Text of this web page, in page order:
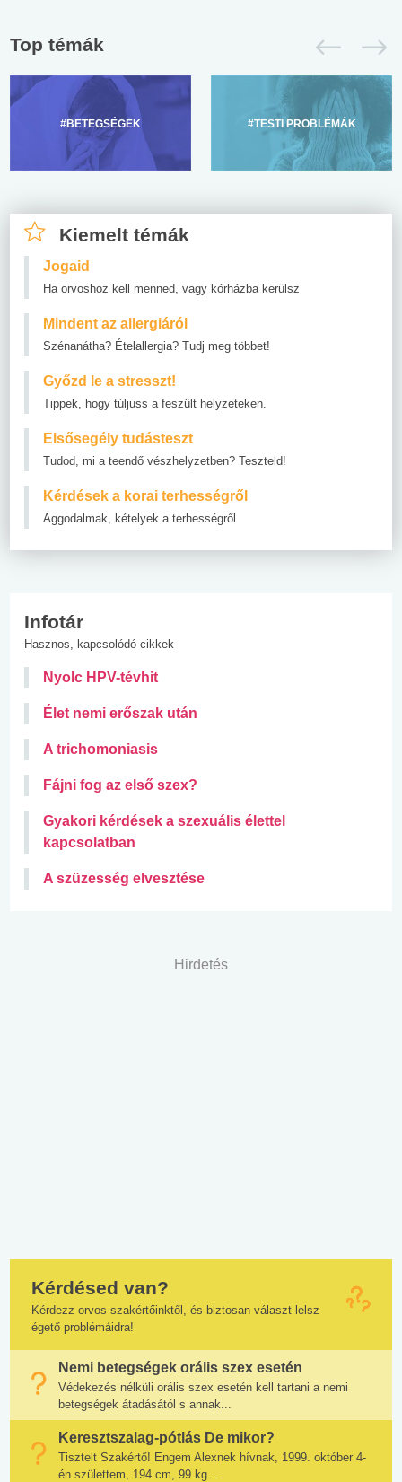
Top témák
#BETEGSÉGEK #TESTI PROBLÉMÁK
Kiemelt témák
Jogaid
Ha orvoshoz kell menned, vagy kórházba kerülsz
Mindent az allergiáról
Szénanátha? Ételallergia? Tudj meg többet!
Győzd le a stresszt!
Tippek, hogy túljuss a feszült helyzeteken.
Elsősegély tudásteszt
Tudod, mi a teendő vészhelyzetben? Teszteld!
Kérdések a korai terhességről
Aggodalmak, kételyek a terhességről
Infotár
Hasznos, kapcsolódó cikkek
Nyolc HPV-tévhit
Élet nemi erőszak után
A trichomoniasis
Fájni fog az első szex?
Gyakori kérdések a szexuális élettel
kapcsolatban
A szüzesség elvesztése
Hirdetés
Kérdésed van?
Kérdezz orvos szakértőinktől, és biztosan választ lelsz
égető problémáidra!
Nemi betegségek orális szex esetén
Védekezés nélküli orális szex esetén kell tartani a nemi
betegségek átadásától s annak...
Keresztszalag-pótlás De mikor?
Tisztelt Szakértő! Engem Alexnek hívnak, 1999. október 4-
én születtem, 194 cm, 99 kg...